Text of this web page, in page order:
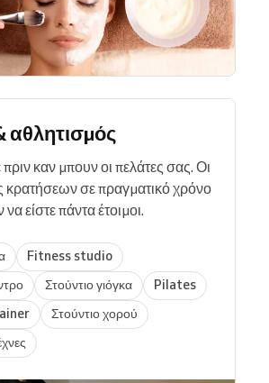
αθλητισμός
πριν καν μπουν οι πελάτες σας. Οι
κρατήσεων σε πραγματικό χρόνο
είστε πάντα έτοιμοι.
Fitness studio
Στούντιο γιόγκα
Pilates
Στούντιο χορού